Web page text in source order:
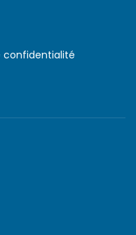
confidentialité